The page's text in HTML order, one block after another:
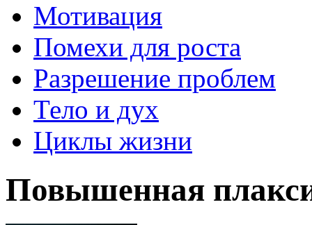
Мотивация
Помехи для роста
Разрешение проблем
Тело и дух
Циклы жизни
Повышенная